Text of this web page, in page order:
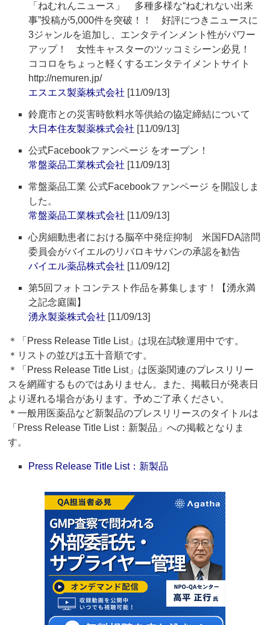
「ねむれんニュース」 多種多様な“ねむれない出来
事”投稿が5,000件を突破！！ 好評につきニュースに
3ジャンルを追加し、エンタテインメント性がパワー
アップ！ 女性キャスターのツッコミシーン必見！
ココロをちょっと軽くするエンタテイメントサイト
http://nemuren.jp/
エスエス製薬株式会社 [11/09/13]
鈴鹿市との災害時飲料水等供給の協定締結について
大日本住友製薬株式会社 [11/09/13]
公式Facebookファンページ をオープン！
常盤薬品工業株式会社 [11/09/13]
常盤薬品工業 公式Facebookファンページ を開設しま
した。
常盤薬品工業株式会社 [11/09/13]
心房細動患者における脳卒中発症抑制 米国FDA諮問
委員会がバイエルのリバロキサバンの承認を勧告
バイエル薬品株式会社 [11/09/12]
第5回フォトコンテスト作品を募集します！【湧永満
之記念庭園】
湧永製薬株式会社 [11/09/13]
＊「Press Release Title List」は現在試験運用中です。
＊リストの並びは五十音順です。
＊「Press Release Title List」は医薬関連のプレスリリー
スを網羅するものではありません。また、掲載日が発表日
より遅れる場合があります。予めご了承ください。
＊一般用医薬品など新製品のプレスリリースのタイトルは
「Press Release Title List：新製品」への掲載となりま
す。
Press Release Title List：新製品